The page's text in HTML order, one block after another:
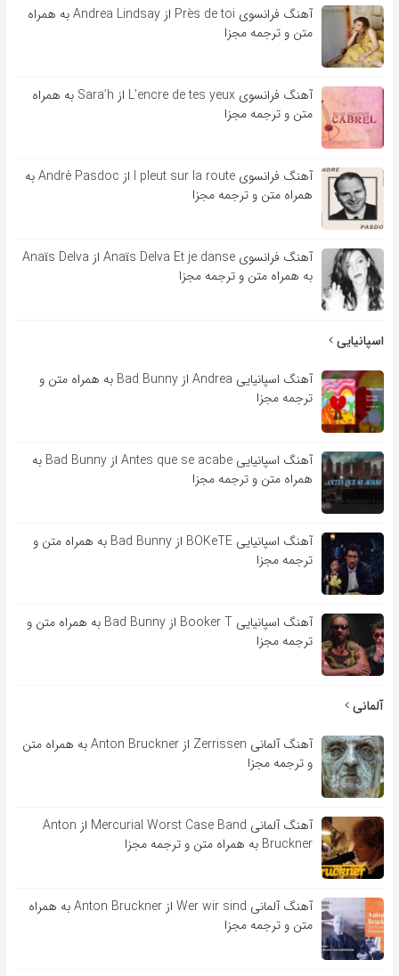
آهنگ فرانسوی Près de toi از Andrea Lindsay به همراه
متن و ترجمه مجزا
آهنگ فرانسوی L’encre de tes yeux از Sara’h به همراه
متن و ترجمه مجزا
آهنگ فرانسوی l pleut sur la route از André Pasdoc به
همراه متن و ترجمه مجزا
آهنگ فرانسوی Anaïs Delva Et je danse از Anaïs Delva
به همراه متن و ترجمه مجزا
اسپانیایی
آهنگ اسپانیایی Andrea از Bad Bunny به همراه متن و
ترجمه مجزا
آهنگ اسپانیایی Antes que se acabe از Bad Bunny به
همراه متن و ترجمه مجزا
آهنگ اسپانیایی BOKeTE از Bad Bunny به همراه متن و
ترجمه مجزا
آهنگ اسپانیایی Booker T از Bad Bunny به همراه متن و
ترجمه مجزا
آلمانی
آهنگ آلمانی Zerrissen از Anton Bruckner به همراه متن
و ترجمه مجزا
آهنگ آلمانی Mercurial Worst Case Band از Anton
Bruckner به همراه متن و ترجمه مجزا
آهنگ آلمانی Wer wir sind از Anton Bruckner به همراه
متن و ترجمه مجزا